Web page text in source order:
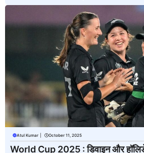
Atul Kumar October 11, 2025
World Cup 2025 : डिवाइन और